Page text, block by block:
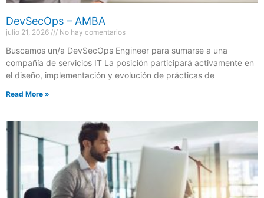
DevSecOps – AMBA
julio 21, 2026 No hay comentarios
Buscamos un/a DevSecOps Engineer para sumarse a una
compañía de servicios IT La posición participará activamente en
el diseño, implementación y evolución de prácticas de
Read More »